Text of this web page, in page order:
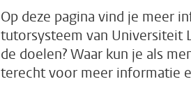
Op deze pagina vind je meer
tutorsysteem van Universiteit
de doelen? Waar kun je als
terecht voor meer informatie